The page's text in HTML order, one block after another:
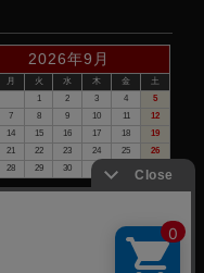
2026年9月
月 火 水 木 金
土
1
2 3 4
5
7 8 9 10 11
12
14 15 16 17 18
19
21 22 23 24 25
26
28 29 30
は、お休みさせて頂いて